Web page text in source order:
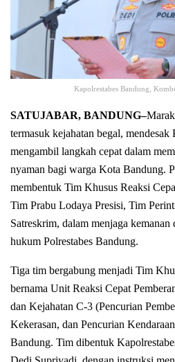
Kapolrestabes Bandung,
SATUJABAR, BANDUNG–
termasuk kejahatan begal, mendesak
mengambil langkah cepat dalam
nyaman bagi warga Kota Bandung.
membentuk Tim Khusus Reaksi
Tim Prabu Lodaya Presisi, Tim
Satreskrim, dalam menjaga
hukum Polrestabes Bandung.
Tiga tim bergabung menjadi Tim
bernama Unit Reaksi Cepat
dan Kejahatan C-3 (Pencurian
Kekerasan, dan Pencurian
Bandung. Tim dibentuk